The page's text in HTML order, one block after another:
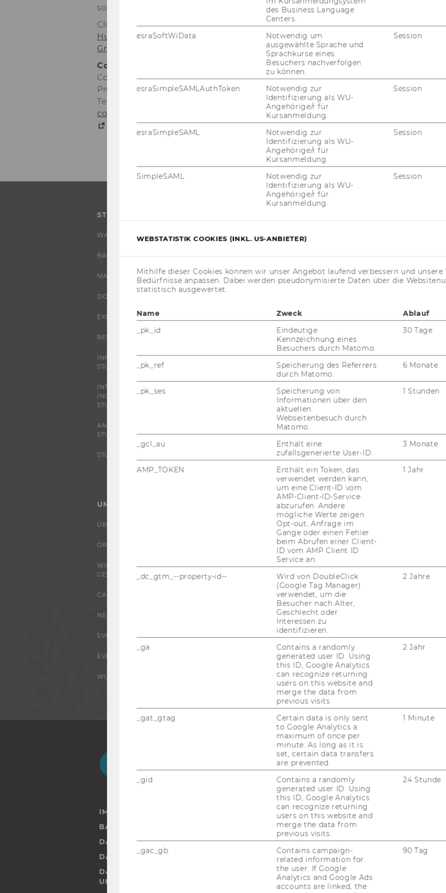
sour­ces and their ef­fects on so­cie­ty and the eco­no­my.
Click here for more in­for­ma­ti­on about the
WU Re­se­arch In­sti­tu­te for
Human Ca­pi­tal and De­ve­lo­p­ment
and the
ERC Proof of Con­cept
Grant
Con­tact:
Cor­ne­lia Moll
Press re­la­ti­ons of­fi­cer
Tel.: +43-​1-31336-4977
cor­ne­lia.moll@wu.ac.at
http://www.wu.ac.at/press
STUDIUM
WARUM WU?
BACHELOR
MASTER
DOKTORAT / PHD
EXECUTIVE EDUCATION
BEWERBUNG UND ZULASSUNG
INFORMATIONEN FÜR
STUDIERENDE
INTERNATIONALE UND
INCOMING EXCHANGE
STUDIERENDE
ANGEBOTE FÜR SCHULEN UND
STUDIENINTERESSIERTE
STUDENT CLUBS
FORSCHUNGSPORTAL
IMPACT DER FORSCHUNG
FORSCHUNGSINFRASTRUKTUR
UNIVERSITÄT
ÜBER DIE WU
ORGANISATION
WIRTSCHAFT UND
GESELLSCHAFT
CAMPUS
NEWS
EVENTS ARCHIV
EVENTS
WU FOUNDATION
JOBS
JOBS
JOBPORTAL
RESEARCH CAREER
WELCOME SERVICES
JOBS MIT WU-STUDIUM
KARRIEREKONTAKTE AN DER
WU
KARRIERENETZWERKE AN DER
NewsletterBluesky
IMPRESSUM
BARRIEREFREIHEITSERKLÄRUNG WEBSEITE
DATENSCHUTZERKLÄRUNG
DATENSCHUTZERKLÄRUNG SOCIAL MEDIA
DATENSCHUTZERKLÄRUNG STUDIENBEWERBER*INNEN
UND STUDIERENDE
des Business Language
Centers.
esraSoftWiData
Notwendig um
ausgewählte Sprache und
Sprachkurse eines
Besuchers nachverfolgen
zu können.
Session
esraSimpleSAMLAuthToken
Notwendig zur
Identifizierung als WU-
Angehörige/r für
Kursanmeldung.
Session
esraSimpleSAML
Notwendig zur
Identifizierung als WU-
Angehörige/r für
Kursanmeldung.
Session
SimpleSAML
Notwendig zur
Identifizierung als WU-
Angehörige/r für
Kursanmeldung.
Session
WEBSTATISTIK COOKIES (INKL. US-ANBIETER)
Mithilfe dieser Cookies können wir unser Angebot laufend verbessern und unsere
Bedürfnisse anpassen. Dabei werden pseudonymisierte Daten über die
statistisch ausgewertet.
Name Zweck Ablauf
_pk_id
Eindeutige
Kennzeichnung eines
Besuchers durch Matomo.
30 Tage
_pk_ref
Speicherung des Referrers
durch Matomo.
6 Monate
_pk_ses
Speicherung von
Informationen über den
aktuellen
Webseitenbesuch durch
Matomo.
1 Stunden
_gcl_au
Enthält eine
zufallsgenerierte User-ID.
3 Monate
AMP_TOKEN
Enthält ein Token, das
verwendet werden kann,
um eine Client-ID vom
AMP-Client-ID-Service
abzurufen. Andere
mögliche Werte zeigen
Opt-out, Anfrage im
Gange oder einen Fehler
beim Abrufen einer Client-
ID vom AMP Client ID
Service an.
1 Jahr
_dc_gtm_--property-id--
Wird von DoubleClick
(Google Tag Manager)
verwendet, um die
Besucher nach Alter,
Geschlecht oder
Interessen zu
identifizieren.
2 Jahre
_ga
Contains a randomly
generated user ID. Using
this ID, Google Analytics
can recognize returning
users on this website and
merge the data from
previous visits.
2 Jahr
_gat_gtag
Certain data is only sent
to Google Analytics a
maximum of once per
minute. As long as it is
set, certain data transfers
are prevented.
1 Minute
_gid
Contains a randomly
generated user ID. Using
this ID, Google Analytics
can recognize returning
users on this website and
merge the data from
previous visits.
24 Stunde
_gac_gb
Contains campaign-
related information for
the user. If Google
Analytics and Google Ads
accounts are linked, the
90 Tag